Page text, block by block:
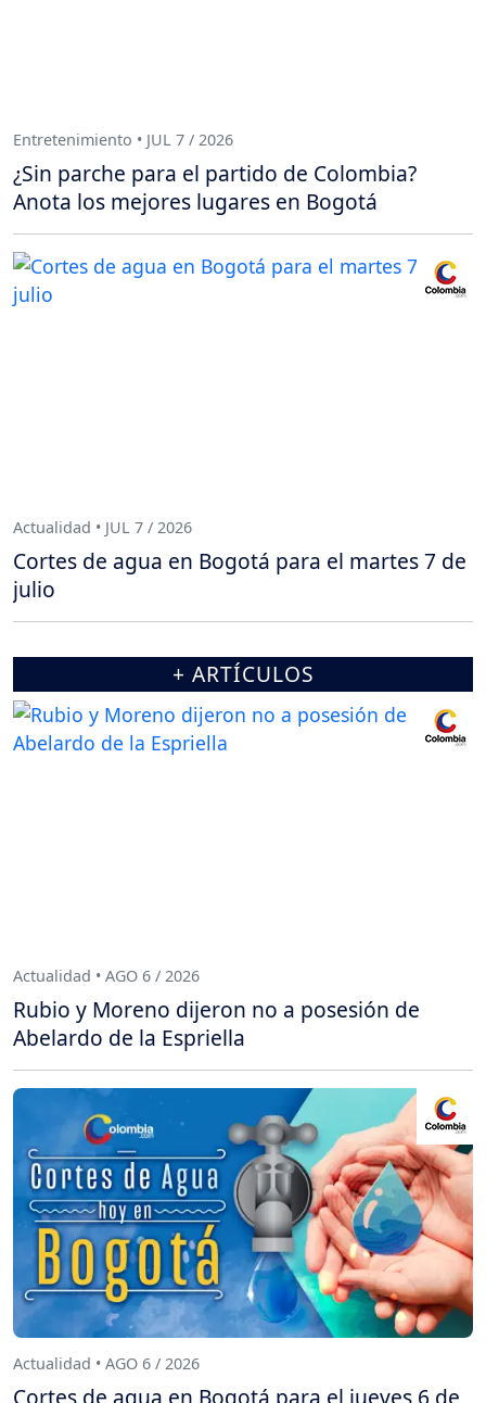
Entretenimiento • JUL 7 / 2026
¿Sin parche para el partido de Colombia?
Anota los mejores lugares en Bogotá
Actualidad • JUL 7 / 2026
Cortes de agua en Bogotá para el martes 7 de
julio
+ ARTÍCULOS
Actualidad • AGO 6 / 2026
Rubio y Moreno dijeron no a posesión de
Abelardo de la Espriella
Actualidad • AGO 6 / 2026